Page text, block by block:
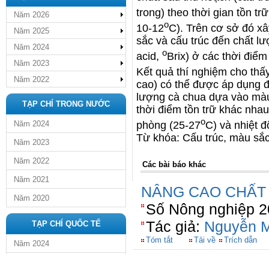
Năm 2026
Năm 2025
Năm 2024
Năm 2023
Năm 2022
TẠP CHÍ TRONG NƯỚC
Năm 2024
Năm 2023
Năm 2022
Năm 2021
Năm 2020
TẠP CHÍ QUỐC TẾ
Năm 2024
trong) theo thời gian tồn
10-12oC). Trên cơ sở đó
sắc và cấu trúc đến chất
acid, oBrix) ở các thời
Kết quả thí nghiệm cho
cao) có thể được áp dụng
lượng cà chua dựa vào
thời điểm tồn trữ khác
phòng (25-27oC) và nhiệt
Từ khóa: Cấu trúc, màu
Các bài báo khác
NÂNG CAO
Số Nông nghiệp
Tác giả: Nguyễn
Tóm tắt Tải về Trích dẫn